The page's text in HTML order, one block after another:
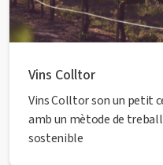
Vins Colltor
Vins Colltor son un petit
amb un mètode de
sostenible